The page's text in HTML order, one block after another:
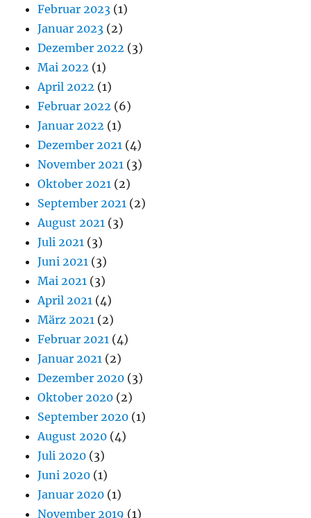
Februar 2023 (1)
Januar 2023 (2)
Dezember 2022 (3)
Mai 2022 (1)
April 2022 (1)
Februar 2022 (6)
Januar 2022 (1)
Dezember 2021 (4)
November 2021 (3)
Oktober 2021 (2)
September 2021 (2)
August 2021 (3)
Juli 2021 (3)
Juni 2021 (3)
Mai 2021 (3)
April 2021 (4)
März 2021 (2)
Februar 2021 (4)
Januar 2021 (2)
Dezember 2020 (3)
Oktober 2020 (2)
September 2020 (1)
August 2020 (4)
Juli 2020 (3)
Juni 2020 (1)
Januar 2020 (1)
November 2019 (1)